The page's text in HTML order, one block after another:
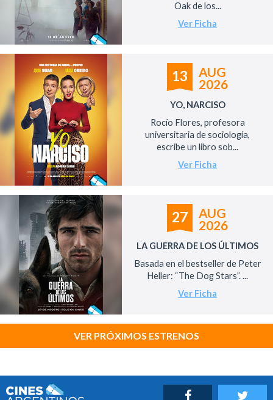
Oak de los...
Ver Ficha
13
AUG
2026
YO, NARCISO
Rocío Flores, profesora
universitaria de sociología,
escribe un libro sob...
Ver Ficha
27
AUG
2026
LA GUERRA DE LOS ÚLTIMOS
Basada en el bestseller de Peter
Heller: “The Dog Stars”. ...
Ver Ficha
VER PRÓXIMOS ESTRENOS